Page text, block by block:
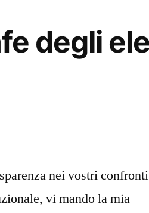
degli
nei vostri
vi mando la mia